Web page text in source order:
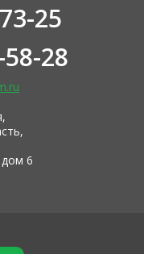
25
28
6